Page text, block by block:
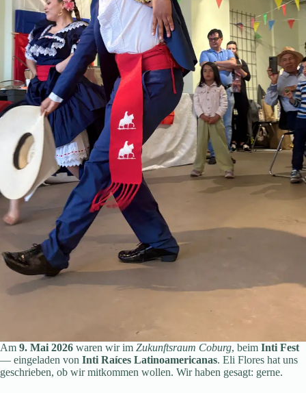
Am 9. Mai 2026 waren wir im Zukunftsraum Coburg, beim Inti Fest
— eingeladen von Inti Raíces Latinoamericanas. Eli Flores hat uns
geschrieben, ob wir mitkommen wollen. Wir haben gesagt: gerne.